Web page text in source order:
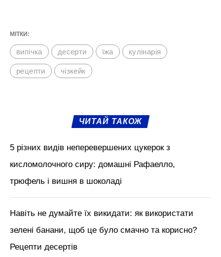
МІТКИ:
випічка десерти їжа кулінарія
рецепти чізкейк
ЧИТАЙ ТАКОЖ
5 різних видів неперевершених цукерок з
кисломолочного сиру: домашні Рафаелло,
трюфель і вишня в шоколаді
Навіть не думайте їх викидати: як використати
зелені банани, щоб це було смачно та корисно?
Рецепти десертів